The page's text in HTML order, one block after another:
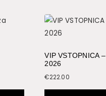
VIP VSTOPNICA
2026
€222.00